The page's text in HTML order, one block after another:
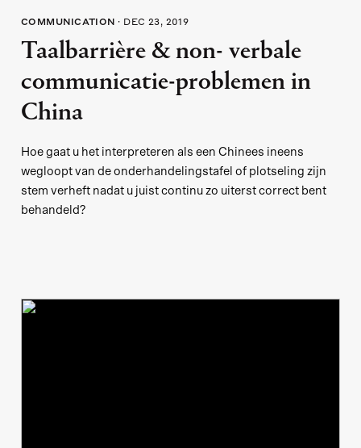
COMMUNICATION DEC 23, 2019
Taalbarrière & non- verbale
communicatie-problemen in
China
Hoe gaat u het interpreteren als een Chinees ineens
wegloopt van de onderhandelingstafel of plotseling zijn
stem verheft nadat u juist continu zo uiterst correct bent
behandeld?